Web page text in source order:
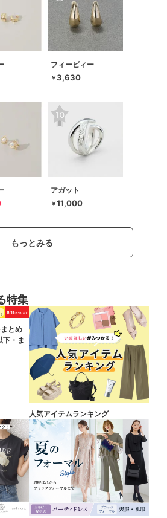
フィービィー
￥3,630
アガット
￥11,000
もっとみる
特集
とめ
・ま
人気アイテムランキング